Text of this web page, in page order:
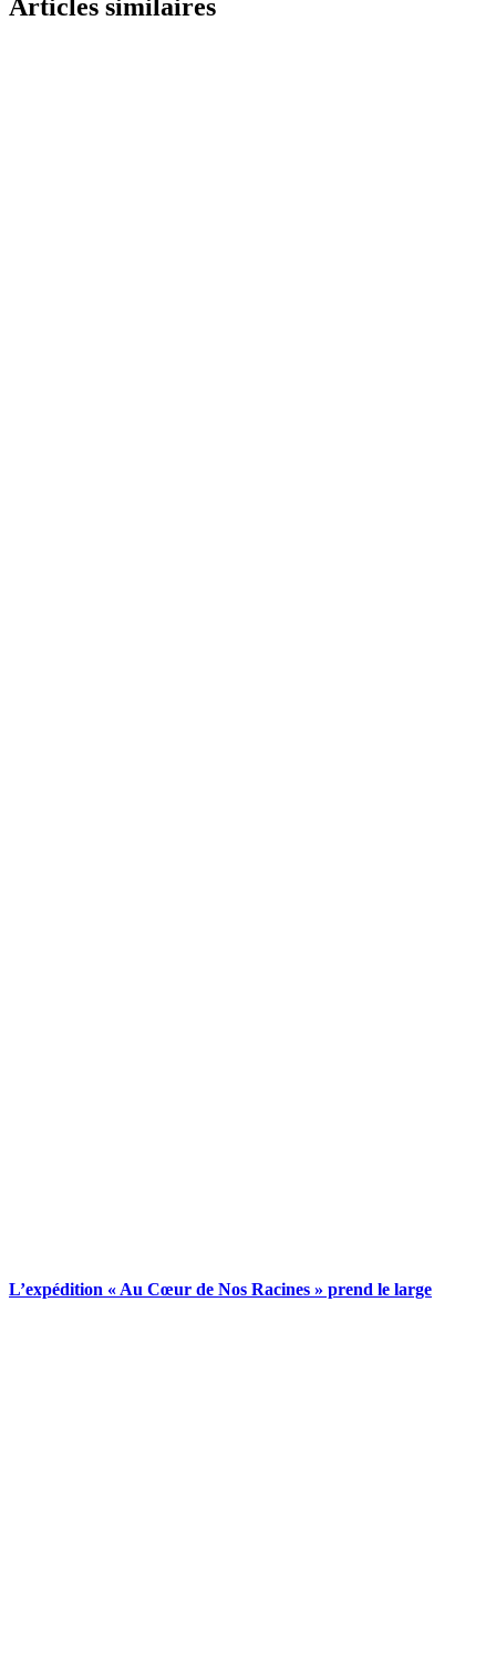
Articles similaires
L’expédition « Au Cœur de Nos Racines » prend le large